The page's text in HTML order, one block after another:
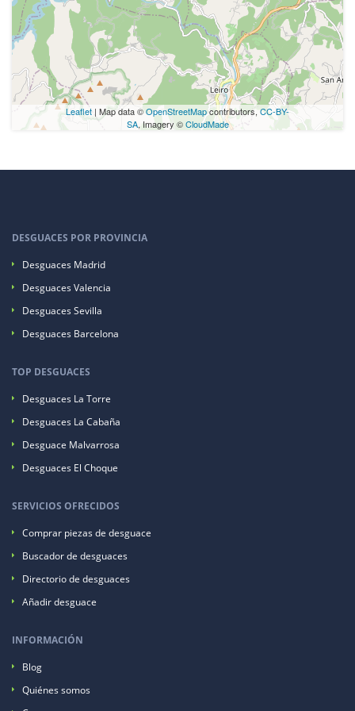
Leaflet | Map data ©OpenStreetMapcontributors,CC-BY-
SA, Imagery ©CloudMade
DESGUACES POR PROVINCIA
Desguaces Madrid
Desguaces Valencia
Desguaces Sevilla
Desguaces Barcelona
TOP DESGUACES
Desguaces La Torre
Desguaces La Cabaña
Desguace Malvarrosa
Desguaces El Choque
SERVICIOS OFRECIDOS
Comprar piezas de desguace
Buscador de desguaces
Directorio de desguaces
Añadir desguace
INFORMACIÓN
Blog
Quiénes somos